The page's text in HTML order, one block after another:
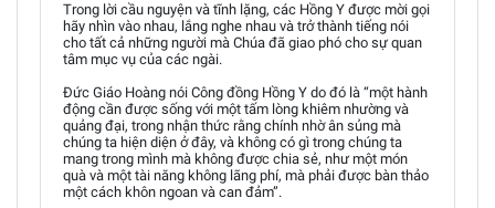
Trong lời cầu nguyện và tĩnh lặng, các Hồng Y được mời gọi
hãy nhìn vào nhau, lắng nghe nhau và trở thành tiếng nói
cho tất cả những người mà Chúa đã giao phó cho sự quan
tâm mục vụ của các ngài.
Đức Giáo Hoàng nói Công đồng Hồng Y do đó là “một hành
động cần được sống với một tấm lòng khiêm nhường và
quảng đại, trong nhận thức rằng chính nhờ ân sủng mà
chúng ta hiện diện ở đây, và không có gì trong chúng ta
mang trong mình mà không được chia sẻ, như một món
quà và một tài năng không lãng phí, mà phải được bàn thảo
một cách khôn ngoan và can đảm”.